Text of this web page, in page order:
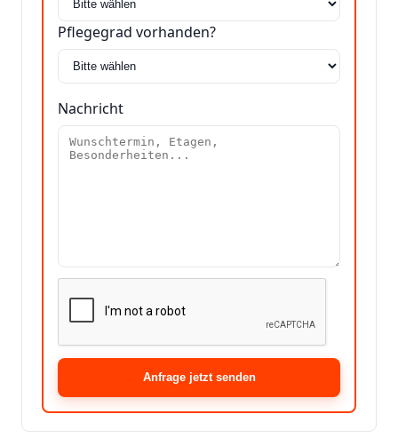
Pflegegrad vorhanden?
Nachricht
Anfrage jetzt senden